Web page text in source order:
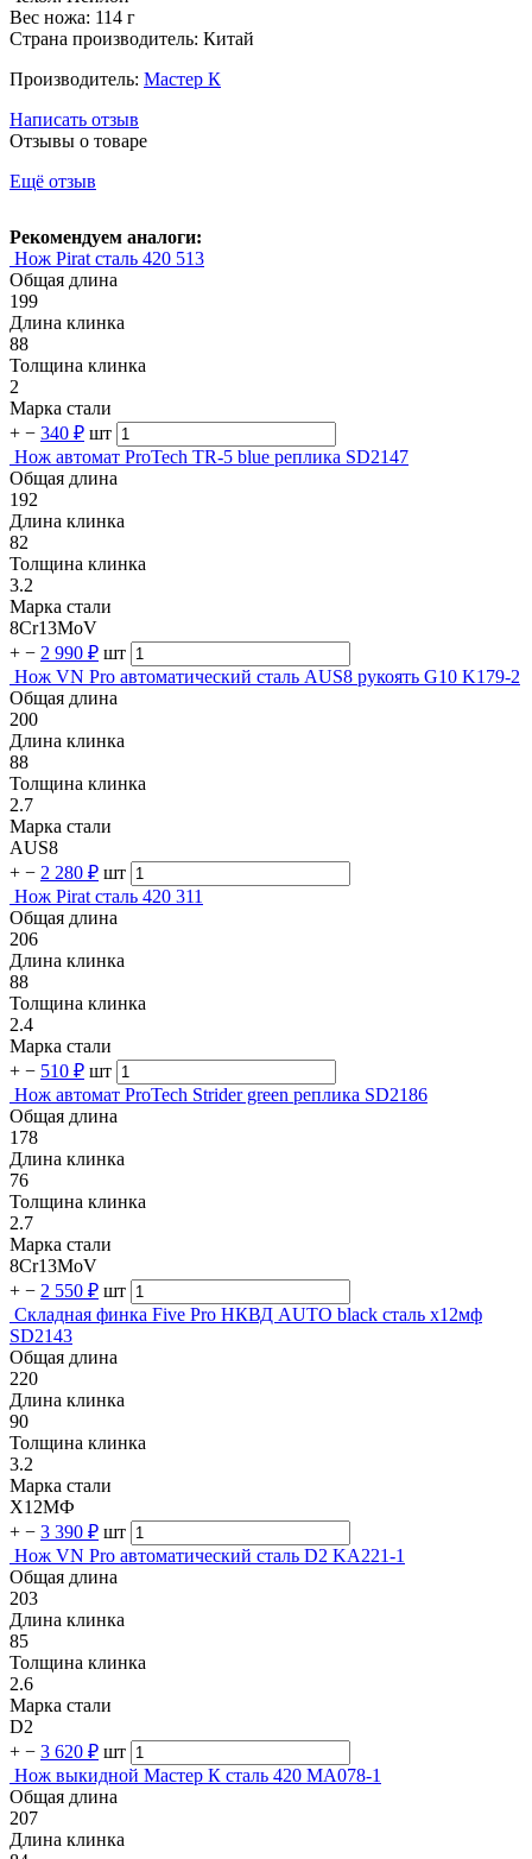
Вес ножа: 114 г
Страна производитель: Китай
Производитель: Мастер К
Написать отзыв
Отзывы о товаре
Ещё отзыв
Рекомендуем аналоги:
Нож Pirat сталь 420 513
Общая длина
199
Длина клинка
88
Толщина клинка
2
Марка стали
+ − 340 ₽ шт
Нож автомат ProTech TR-5 blue реплика SD2147
Общая длина
192
Длина клинка
82
Толщина клинка
3.2
Марка стали
8Cr13MoV
+ − 2 990 ₽ шт
Нож VN Pro автоматический сталь AUS8 рукоять G10 K179-2
Общая длина
200
Длина клинка
88
Толщина клинка
2.7
Марка стали
AUS8
+ − 2 280 ₽ шт
Нож Pirat сталь 420 311
Общая длина
206
Длина клинка
88
Толщина клинка
2.4
Марка стали
+ − 510 ₽ шт
Нож автомат ProTech Strider green реплика SD2186
Общая длина
178
Длина клинка
76
Толщина клинка
2.7
Марка стали
8Cr13MoV
+ − 2 550 ₽ шт
Складная финка Five Pro НКВД AUTO black сталь х12мф
SD2143
Общая длина
220
Длина клинка
90
Толщина клинка
3.2
Марка стали
Х12МФ
+ − 3 390 ₽ шт
Нож VN Pro автоматический сталь D2 KA221-1
Общая длина
203
Длина клинка
85
Толщина клинка
2.6
Марка стали
D2
+ − 3 620 ₽ шт
Нож выкидной Мастер К сталь 420 MA078-1
Общая длина
207
Длина клинка